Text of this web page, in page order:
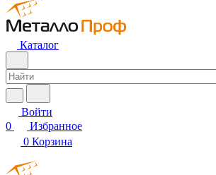
Каталог
Войти
0
Избранное
0 Корзина